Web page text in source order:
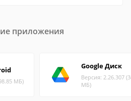
приложения
МБ)
Google Диск
Версия: 2.26.307
МБ)